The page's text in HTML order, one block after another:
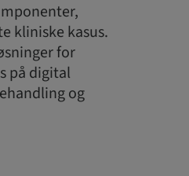
kliniske kasus.
for
på digital
og